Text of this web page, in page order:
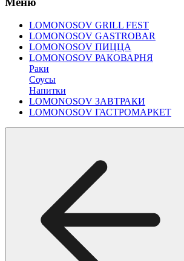
LOMONOSOV GRILL FEST
LOMONOSOV GASTROBAR
LOMONOSOV ПИЦЦА
LOMONOSOV РАКОВАРНЯ
Раки
Соусы
Напитки
LOMONOSOV ЗАВТРАКИ
LOMONOSOV ГАСТРОМАРКЕТ